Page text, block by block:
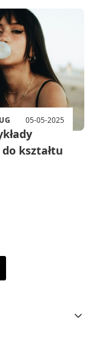
05-05-2025
kształtu
DO OSTATNIEJ